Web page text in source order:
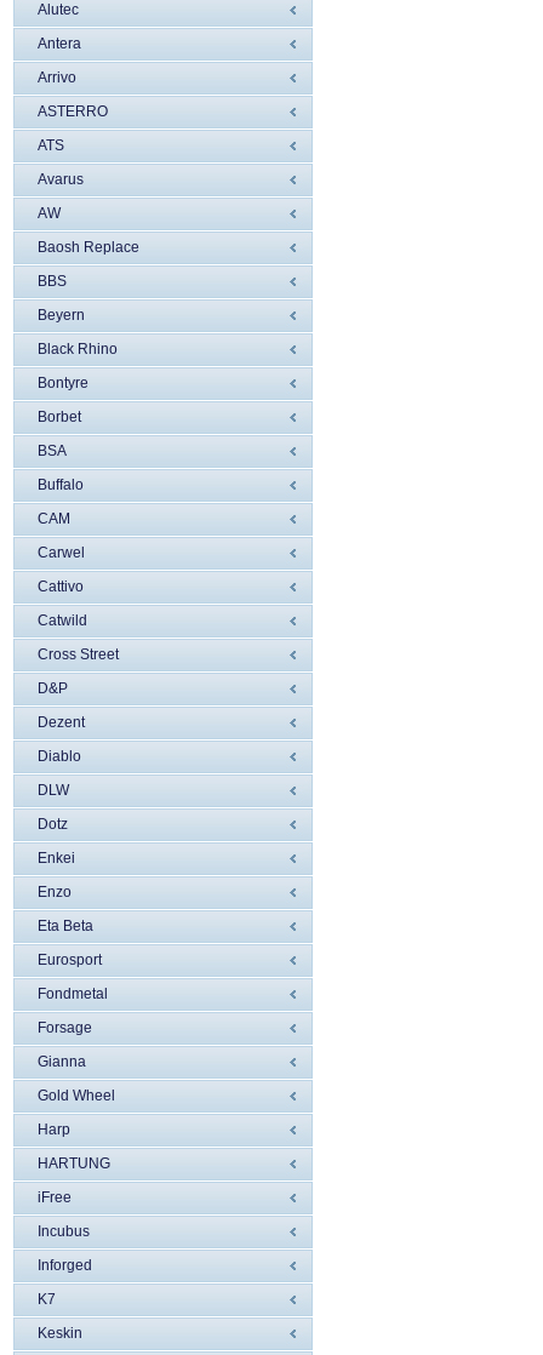
Alutec
Antera
Arrivo
ASTERRO
ATS
Avarus
AW
Baosh Replace
BBS
Beyern
Black Rhino
Bontyre
Borbet
BSA
Buffalo
CAM
Carwel
Cattivo
Catwild
Cross Street
D&P
Dezent
Diablo
DLW
Dotz
Enkei
Enzo
Eta Beta
Eurosport
Fondmetal
Forsage
Gianna
Gold Wheel
Harp
HARTUNG
iFree
Incubus
Inforged
K7
Keskin